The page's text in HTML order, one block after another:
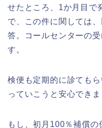
せたところ、1か月目で
で、この件に関しては
答。コールセンターの
す。
検便も定期的に診ても
っていこうと安心できま
もし、初月100％補償の